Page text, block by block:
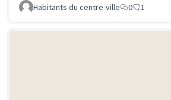
Habitants du centre-ville
0 1